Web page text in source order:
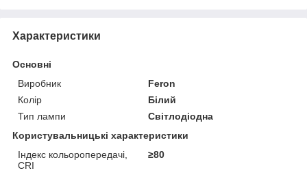
Характеристики
Основні
Виробник
Feron
Колір
Білий
Тип лампи
Світлодіодна
Користувальницькі характеристики
Індекс кольоропередачі,
CRI
≥80